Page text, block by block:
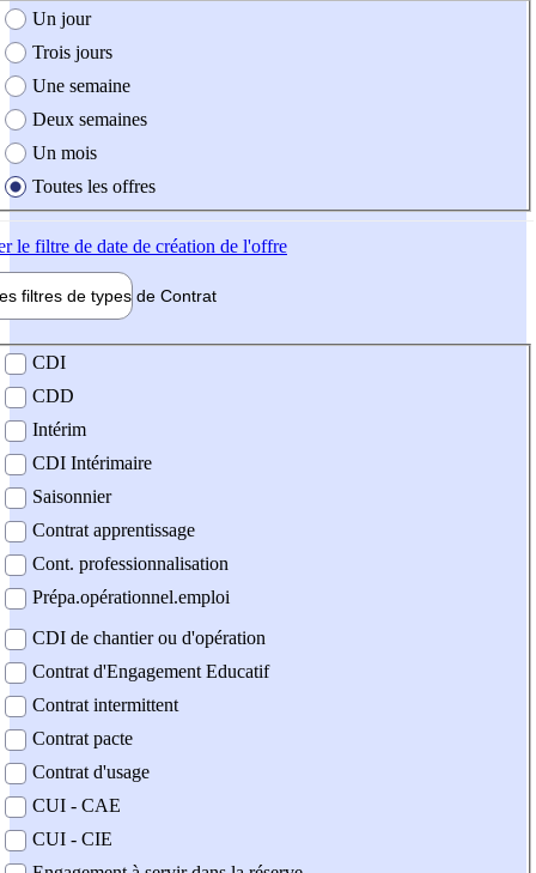
création de l'offre
Un jour
Trois jours
Une semaine
Deux semaines
Un mois
Toutes les offres
le filtre de date de création de l'offre
filtres de types de Contrat
contrat
CDI
CDD
Intérim
CDI Intérimaire
Saisonnier
Contrat apprentissage
Cont. professionnalisation
Prépa.opérationnel.emploi
CDI de chantier ou d'opération
Contrat d'Engagement Educatif
Contrat intermittent
Contrat pacte
Contrat d'usage
CUI - CAE
CUI - CIE